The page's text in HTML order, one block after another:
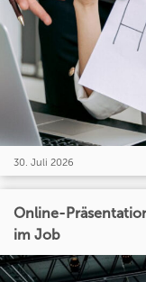
30. Juli 2026
Online-
im Job